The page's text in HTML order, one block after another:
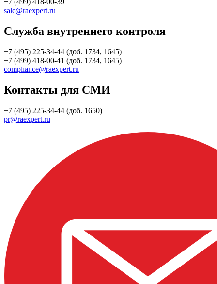
sale@raexpert.ru
Служба внутреннего контроля
+7 (495) 225-34-44 (доб. 1734, 1645)
+7 (499) 418-00-41 (доб. 1734, 1645)
compliance@raexpert.ru
Контакты для СМИ
+7 (495) 225-34-44 (доб. 1650)
pr@raexpert.ru